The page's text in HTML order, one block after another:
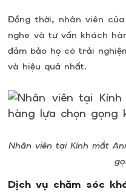
Đồng thời, nhân viên
nghe và tư vấn khách
đảm bảo họ có trải
và hiệu quả nhất.
Nhân viên tại Kính mắt
Dịch vụ chăm sóc